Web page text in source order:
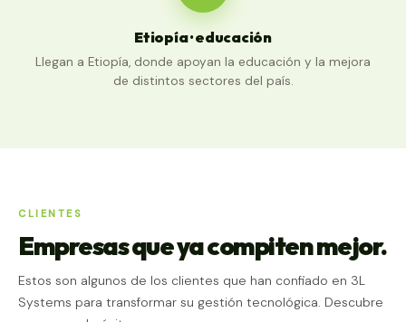
Etiopía · educación
Llegan a Etiopía, donde apoyan la educación y la mejora
de distintos sectores del país.
CLIENTES
Empresas que ya compiten mejor.
Estos son algunos de los clientes que han confiado en 3L
Systems para transformar su gestión tecnológica. Descubre